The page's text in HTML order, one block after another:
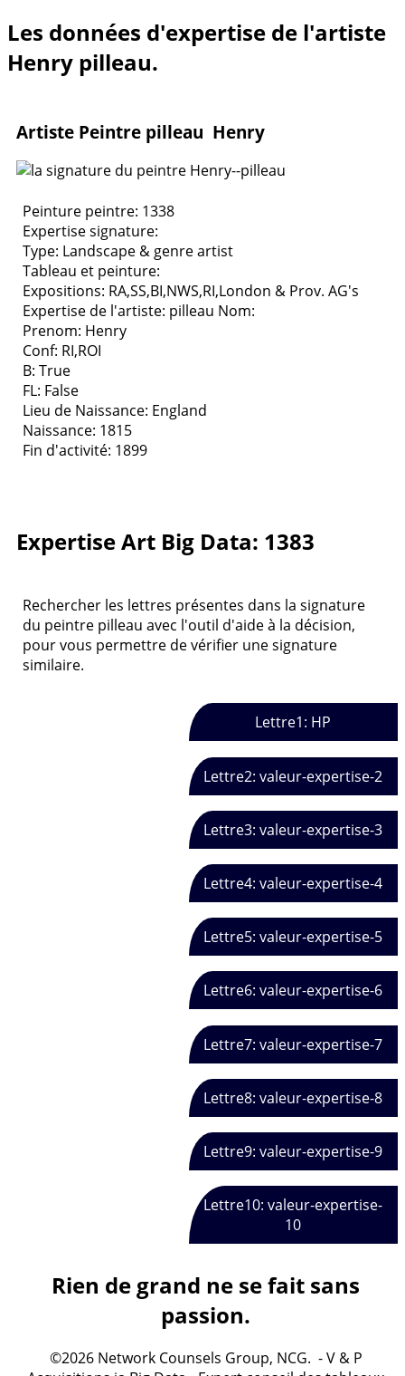
Les données d'expertise de l'artiste
Henry pilleau.
Artiste Peintre pilleau Henry
Peinture peintre: 1338
Expertise signature:
Type: Landscape & genre artist
Tableau et peinture:
Expositions: RA,SS,BI,NWS,RI,London & Prov. AG's
Expertise de l'artiste: pilleau Nom:
Prenom: Henry
Conf: RI,ROI
B: True
FL: False
Lieu de Naissance: England
Naissance: 1815
Fin d'activité: 1899
Expertise Art Big Data: 1383
Rechercher les lettres présentes dans la signature
du peintre pilleau avec l'outil d'aide à la décision,
pour vous permettre de vérifier une signature
similaire.
Lettre1: HP
Lettre2: valeur-expertise-2
Lettre3: valeur-expertise-3
Lettre4: valeur-expertise-4
Lettre5: valeur-expertise-5
Lettre6: valeur-expertise-6
Lettre7: valeur-expertise-7
Lettre8: valeur-expertise-8
Lettre9: valeur-expertise-9
Lettre10: valeur-expertise-
10
Rien de grand ne se fait sans
passion.
©2026 Network Counsels Group, NCG. - V & P